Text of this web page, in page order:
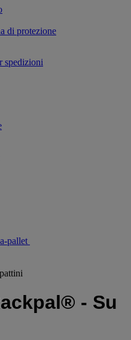
di protezione
spedizioni
pallet
- Su